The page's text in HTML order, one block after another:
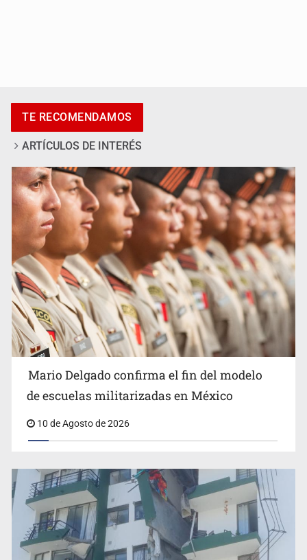
Sismo magnitud 7.4 sacude Colombia
Siapa da aval irregular para concetarse a red
Luz de Esperanza alerta por alza en
desapariciones de adolescentes
TE RECOMENDAMOS
ARTÍCULOS DE INTERÉS
Mario Delgado confirma el fin del modelo
de escuelas militarizadas en México
10 de Agosto de 2026